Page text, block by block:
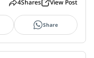
4Shares View Post
Share